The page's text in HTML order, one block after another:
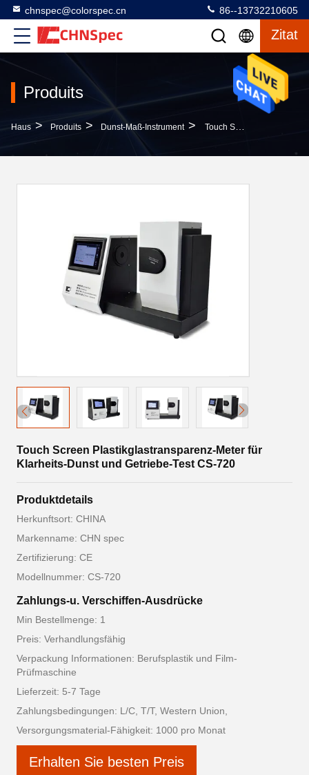
chnspec@colorspec.cn 86--13732210605
Zitat
Produits
Haus > Produits > Dunst-Maß-Instrument > Touch Screen Plastikglastransparenz-Meter Für Klarheits-Dunst Und Getriebe-Test CS-720
Touch Screen Plastikglastransparenz-Meter für
Klarheits-Dunst und Getriebe-Test CS-720
Produktdetails
Herkunftsort: CHINA
Markenname: CHN spec
Zertifizierung: CE
Modellnummer: CS-720
Zahlungs-u. Verschiffen-Ausdrücke
Min Bestellmenge: 1
Preis: Verhandlungsfähig
Verpackung Informationen: Berufsplastik und Film-
Prüfmaschine
Lieferzeit: 5-7 Tage
Zahlungsbedingungen: L/C, T/T, Western Union,
Versorgungsmaterial-Fähigkeit: 1000 pro Monat
Erhalten Sie besten Preis